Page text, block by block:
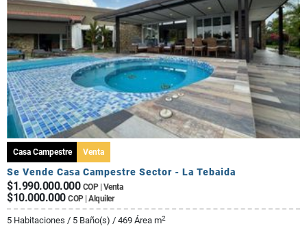
Casa Campestre Venta
Se Vende Casa Campestre Sector - La Tebaida
$1.990.000.000 COP | Venta
$10.000.000 COP | Alquiler
5 Habitaciones / 5 Baño(s) / 469 Área m2